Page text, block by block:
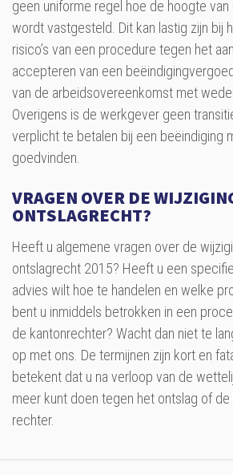
geen uniforme regel hoe de hoogte
wordt vastgesteld. Dit kan lastig zijn bij
risico’s van een procedure tegen het
accepteren van een
van de arbeidsovereenkomst met
Overigens is de werkgever geen
verplicht te betalen bij een beëindiging
goedvinden.
VRAGEN OVER DE
ONTSLAGRECHT?
Heeft u algemene vragen over de
ontslagrecht 2015? Heeft u een
advies wilt hoe te handelen en welke
bent u inmiddels betrokken in een
de kantonrechter? Wacht dan niet te
op met ons. De termijnen zijn kort en
betekent dat u na verloop van de
meer kunt doen tegen het ontslag of
rechter.